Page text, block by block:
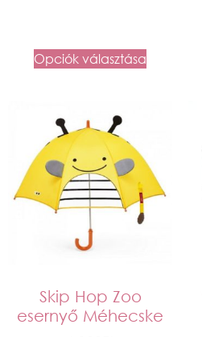
Opciók választása
Skip Hop Zoo
esernyő Méhecske